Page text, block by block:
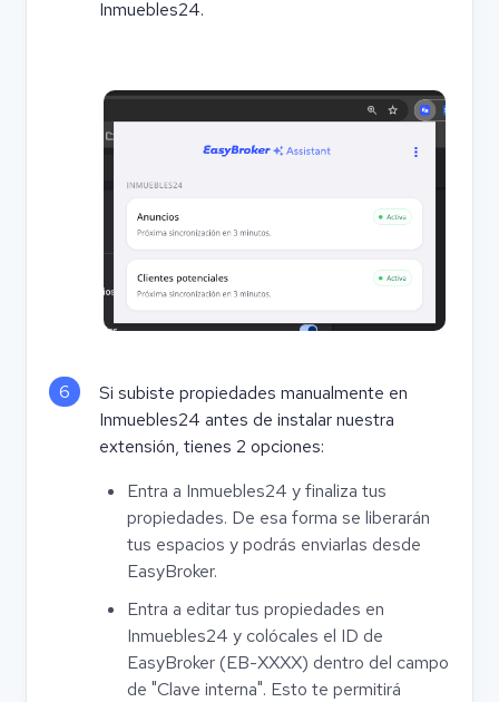
Inmuebles24.
6
Si subiste propiedades manualmente en
Inmuebles24 antes de instalar nuestra
extensión, tienes 2 opciones:
Entra a Inmuebles24 y finaliza tus
propiedades. De esa forma se liberarán
tus espacios y podrás enviarlas desde
EasyBroker.
Entra a editar tus propiedades en
Inmuebles24 y colócales el ID de
EasyBroker (EB-XXXX) dentro del campo
de "Clave interna". Esto te permitirá